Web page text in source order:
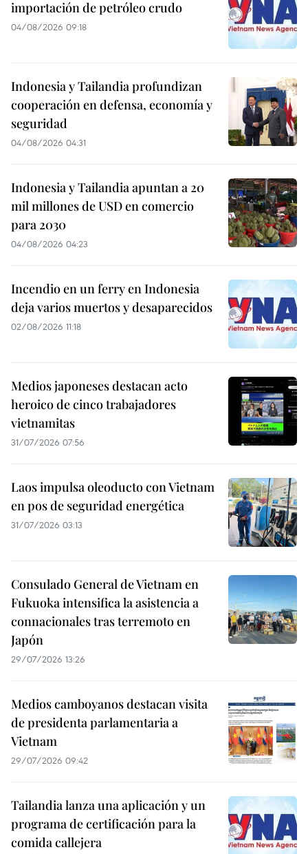
importación de petróleo crudo
04/08/2026 09:18
Indonesia y Tailandia profundizan
cooperación en defensa, economía y
seguridad
04/08/2026 04:31
Indonesia y Tailandia apuntan a 20
mil millones de USD en comercio
para 2030
04/08/2026 04:23
Incendio en un ferry en Indonesia
deja varios muertos y desaparecidos
02/08/2026 11:18
Medios japoneses destacan acto
heroico de cinco trabajadores
vietnamitas
31/07/2026 07:56
Laos impulsa oleoducto con Vietnam
en pos de seguridad energética
31/07/2026 03:13
Consulado General de Vietnam en
Fukuoka intensifica la asistencia a
connacionales tras terremoto en
Japón
29/07/2026 13:26
Medios camboyanos destacan visita
de presidenta parlamentaria a
Vietnam
29/07/2026 09:42
Tailandia lanza una aplicación y un
programa de certificación para la
comida callejera